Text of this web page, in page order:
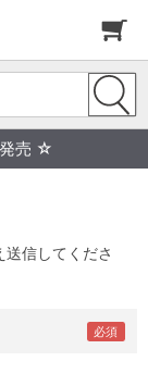
売 ☆
信してくださ